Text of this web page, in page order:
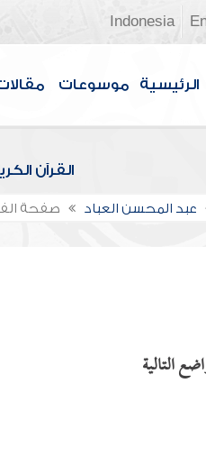
Indonesia
الرئيسية موسوعات
القرآن
عبد المحسن العباد صفحة
التالية